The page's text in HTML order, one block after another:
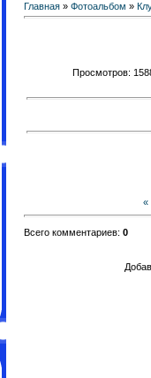
Главная » Фотоальбом »
Просмотров:
«
Всего комментариев: 0